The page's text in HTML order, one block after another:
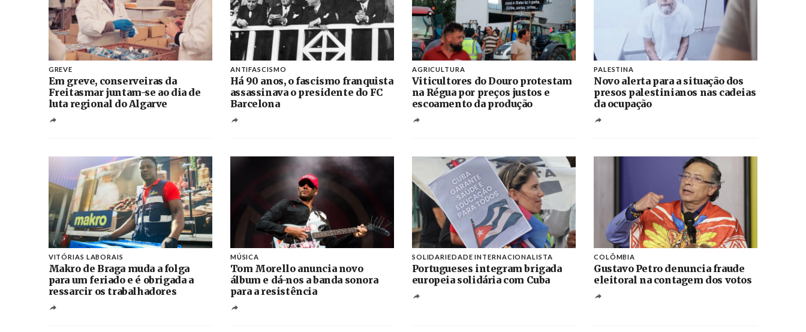
GREVE
Em greve, conserveiras da
Freitasmar juntam-se ao dia de
luta regional do Algarve
ANTIFASCISMO
Há 90 anos, o fascismo franquista
assassinava o presidente do FC
Barcelona
AGRICULTURA
Viticultores do Douro protestam
na Régua por preços justos e
escoamento da produção
PALESTINA
Novo alerta para a situação dos
presos palestinianos nas cadeias
da ocupação
VITÓRIAS LABORAIS
Makro de Braga muda a folga
para um feriado e é obrigada a
ressarcir os trabalhadores
MÚSICA
Tom Morello anuncia novo
álbum e dá-nos a banda sonora
para a resistência
SOLIDARIEDADE INTERNACIONALISTA
Portugueses integram brigada
europeia solidária com Cuba
COLÔMBIA
Gustavo Petro denuncia fraude
eleitoral na contagem dos votos